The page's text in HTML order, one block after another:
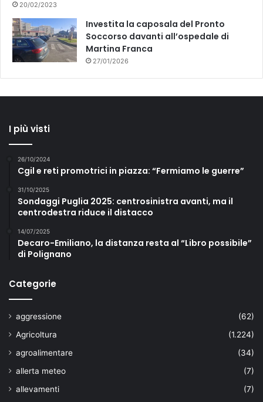
20/02/2023
Investita la caposala del Pronto
Soccorso davanti all’ospedale di
Martina Franca
27/01/2026
I più visti
26/10/2024
Cgil e reti promotrici in piazza: “Fermiamo le guerre”
31/10/2025
Sondaggi Puglia 2025: centrosinistra avanti, ma il
centrodestra riduce il distacco
14/07/2025
Decaro-Emiliano, la distanza resta al “Libro possibile”
di Polignano
Categorie
aggressione
(62)
Agricoltura
(1.224)
agroalimentare
(34)
allerta meteo
(7)
allevamenti
(7)